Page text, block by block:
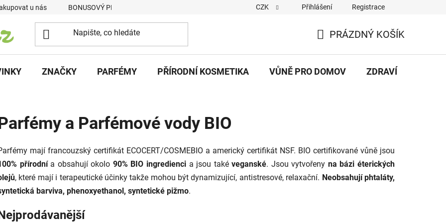
u nás BONUSOVÝ PROGRAM Podmínky vrácení peněz/Reklamační řád Dodací a platební podmínky
CZK Přihlášení Registrace
KOŠÍK
PRÁZDNÝ KOŠÍK
ZNAČKY PARFÉMY PŘÍRODNÍ KOSMETIKA VŮNĚ PRO DOMOV ZDRAVÍ
a Parfémové vody BIO
mají francouzský certifikát ECOCERT/COSMEBIO a americký certifikát NSF. BIO certifikované vůně jsou
přírodnía obsahují okolo 90% BIO ingrediencia jsou takéveganské. Jsou vytvořeny na bázi éterických
, které mají i terapeutické účinky takže mohou být dynamizující, antistresové, relaxační. Neobsahují phtaláty,
barviva, phenoxyethanol, syntetické pižmo.